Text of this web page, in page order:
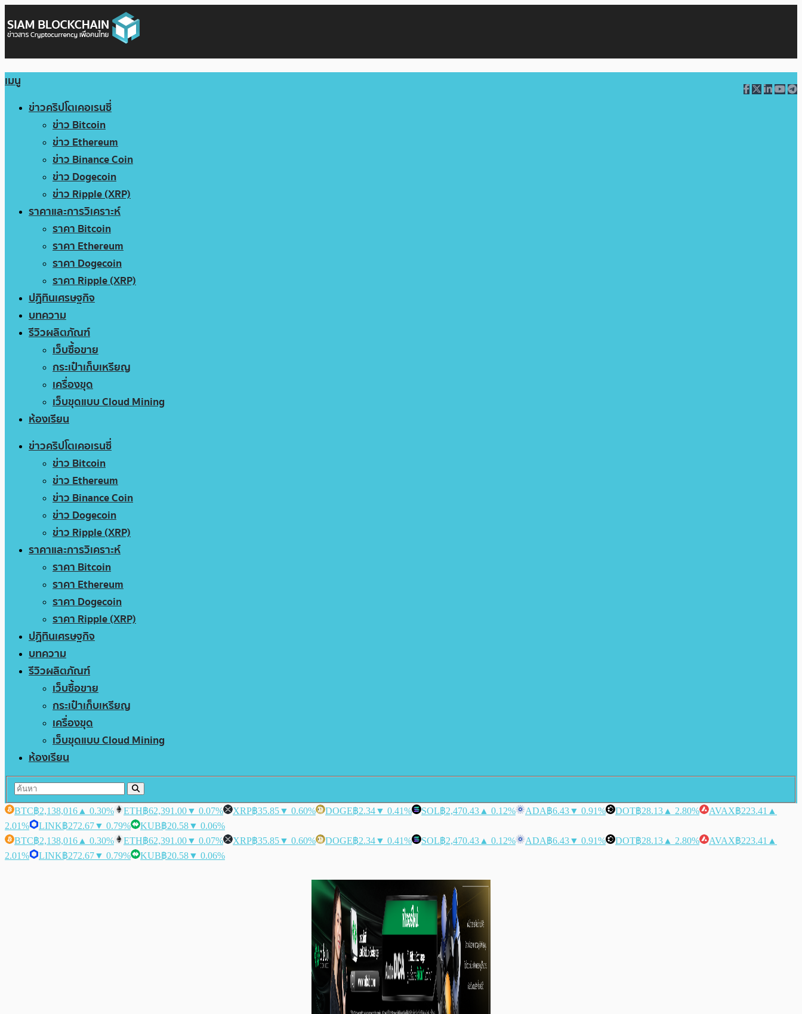
เมนู
ข่าวคริปโตเคอเรนซี่
ข่าว Bitcoin
ข่าว Ethereum
ข่าว Binance Coin
ข่าว Dogecoin
ข่าว Ripple (XRP)
ราคาและการวิเคราะห์
ราคา Bitcoin
ราคา Ethereum
ราคา Dogecoin
ราคา Ripple (XRP)
ปฏิทินเศรษฐกิจ
บทความ
รีวิวผลิตภัณฑ์
เว็บซื้อขาย
กระเป๋าเก็บเหรียญ
เครื่องขุด
เว็บขุดแบบ Cloud Mining
ห้องเรียน
ข่าวคริปโตเคอเรนซี่
ข่าว Bitcoin
ข่าว Ethereum
ข่าว Binance Coin
ข่าว Dogecoin
ข่าว Ripple (XRP)
ราคาและการวิเคราะห์
ราคา Bitcoin
ราคา Ethereum
ราคา Dogecoin
ราคา Ripple (XRP)
ปฏิทินเศรษฐกิจ
บทความ
รีวิวผลิตภัณฑ์
เว็บซื้อขาย
กระเป๋าเก็บเหรียญ
เครื่องขุด
เว็บขุดแบบ Cloud Mining
ห้องเรียน
BTC฿2,138,016 ▲ 0.30% ETH฿62,391.00▼ 0.07% XRP฿35.85▼ 0.60% DOGE฿2.34▼ 0.41% SOL฿2,470.43 ▲ 0.12% ADA฿6.43▼ 0.91% DOT฿28.13 ▲ 2.80% AVAX฿223.41 ▲
2.01%
LINK฿272.67▼ 0.79% KUB฿20.58▼ 0.06%
BTC฿2,138,016 ▲ 0.30% ETH฿62,391.00▼ 0.07% XRP฿35.85▼ 0.60% DOGE฿2.34▼ 0.41% SOL฿2,470.43 ▲ 0.12% ADA฿6.43▼ 0.91% DOT฿28.13 ▲ 2.80% AVAX฿223.41 ▲
2.01%
LINK฿272.67▼ 0.79% KUB฿20.58▼ 0.06%